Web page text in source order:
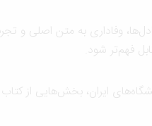
وفاداری به متن اصلی و
فهم‌تر شود.
ایران، بخش‌هایی از